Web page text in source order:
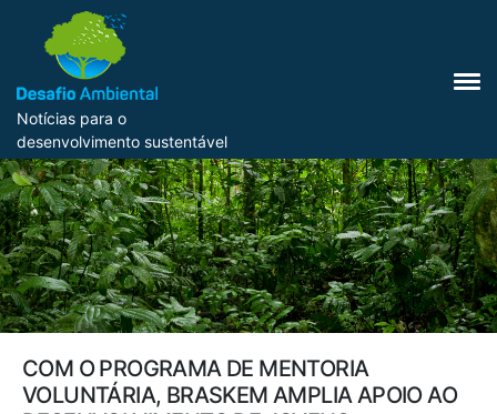
Notícias para o
desenvolvimento sustentável
COM O PROGRAMA DE MENTORIA
VOLUNTÁRIA, BRASKEM AMPLIA APOIO AO